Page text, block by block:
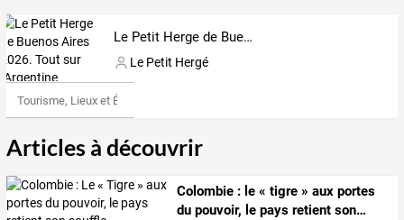
Le Petit Herge de Buenos Aires 2026. Tout sur l'Argentine
Le Petit Hergé
Tourisme, Lieux et Événements
Articles à découvrir
Colombie : le « tigre » aux portes
du pouvoir, le pays retient son…